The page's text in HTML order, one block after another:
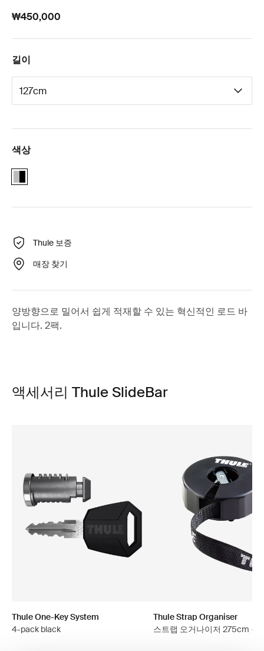
₩450,000
길이
색상
Thule 보증
매장 찾기
양방향으로 밀어서 쉽게 적재할 수 있는 혁신적인 로드 바
입니다. 2팩.
액세서리 Thule SlideBar
Thule One-Key System
4-pack black
Thule Strap Organiser
스트랩 오거나이저 275cm 블